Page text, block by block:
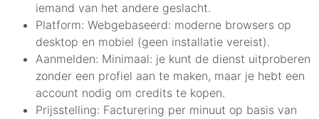
iemand van het andere geslacht.
Platform: Webgebaseerd: moderne browsers op
desktop en mobiel (geen installatie vereist).
Aanmelden: Minimaal: je kunt de dienst uitproberen
zonder een profiel aan te maken, maar je hebt een
account nodig om credits te kopen.
Prijsstelling: Facturering per minuut op basis van